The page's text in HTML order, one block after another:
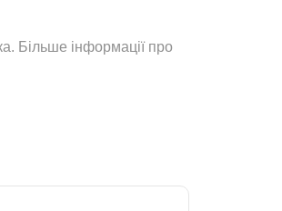
Більше інформації про